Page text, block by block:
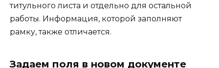
титульного листа и отдельно для остальной
работы. Информация, которой заполняют
рамку, также отличается.
Задаем поля в новом документе